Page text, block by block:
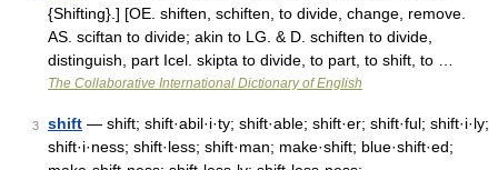
{Shifting}.] [OE. shiften, schiften, to divide, change, remove.
AS. sciftan to divide; akin to LG. & D. schiften to divide,
distinguish, part Icel. skipta to divide, to part, to shift, to …
The Collaborative International Dictionary of English
3 shift — shift; shift·abil·i·ty; shift·able; shift·er; shift·ful; shift·i·ly;
shift·i·ness; shift·less; shift·man; make·shift; blue·shift·ed;